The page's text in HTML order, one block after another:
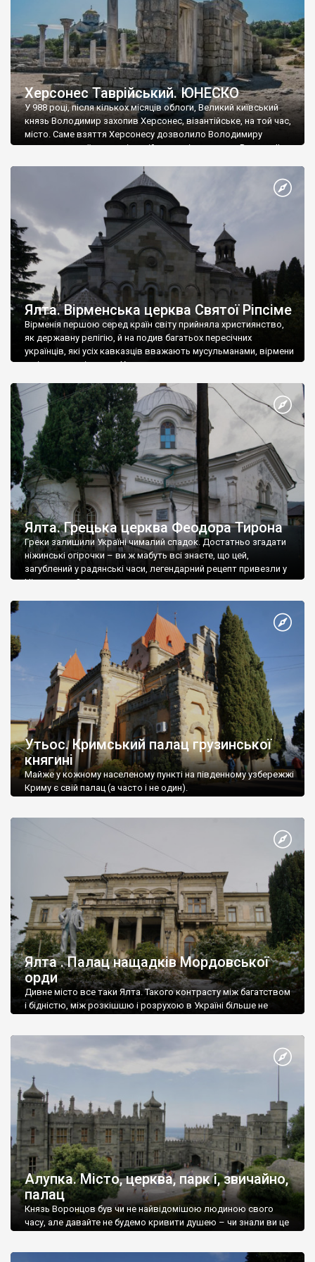
Херсонес Таврійський. ЮНЕСКО
У 988 році, після кількох місяців облоги, Великий київський
князь Володимир захопив Херсонес, візантійське, на той час,
місто. Саме взяття Херсонесу дозволило Володимиру
диктувати свої умови візантійському імператору Василю ІІ, та
Херсонесі Володимир-язичник, став Василем-християнином.
А потім було Хрещення Русі. На честь Херсонесу Таврійського
Ялта. Вірменська церква Святої Ріпсіме
Вірменія першою серед країн світу прийняла християнство,
як державну релігію, й на подив багатьох пересічних
українців, які усіх кавказців вважають мусульманами, вірмени
є відданими вірянами Христа
Ялта. Грецька церква Феодора Тирона
Греки залишили Україні чималий спадок. Достатньо згадати
ніжинські огірочки – ви ж мабуть всі знаєте, що цей,
загублений у радянські часи, легендарний рецепт привезли у
Ніжин греки?
Утьос. Кримський палац грузинської
княгині
Майже у кожному населеному пункті на південному узбережжі
Криму є свій палац (а часто і не один).
Ялта . Палац нащадків Мордовської
орди
Дивне місто все таки Ялта. Такого контрасту між багатством
і бідністю, між розкішшю і розрухою в Україні більше не
Алупка. Місто, церква, парк і, звичайно,
палац
Князь Воронцов був чи не найвідомішою людиною свого
часу, але давайте не будемо кривити душею – чи знали ви це